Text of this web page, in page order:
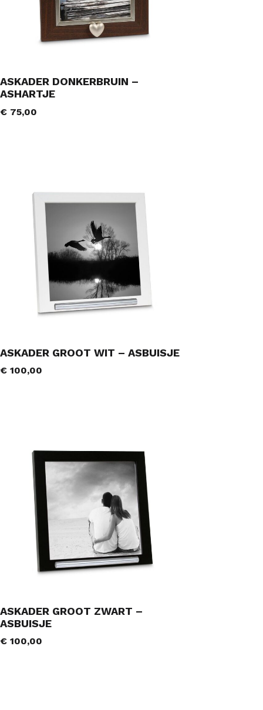
ASKADER DONKERBRUIN –
ASHARTJE
€ 75,00
ASKADER GROOT WIT – ASBUISJE
€ 100,00
ASKADER GROOT ZWART –
ASBUISJE
€ 100,00